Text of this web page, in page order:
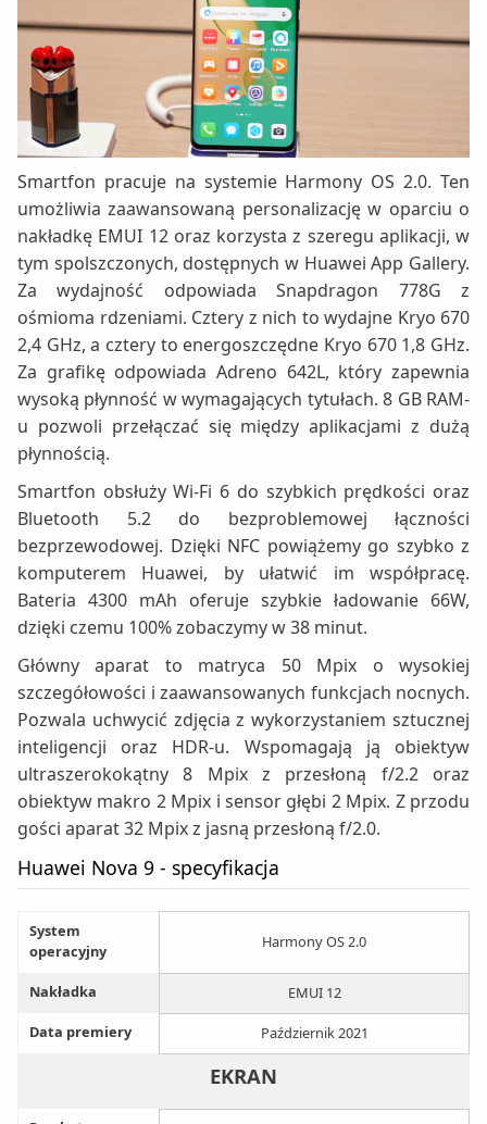
Smartfon pracuje na systemie Harmony OS 2.0. Ten
umożliwia zaawansowaną personalizację w oparciu o
nakładkę EMUI 12 oraz korzysta z szeregu aplikacji, w
tym spolszczonych, dostępnych w Huawei App Gallery.
Za wydajność odpowiada Snapdragon 778G z
ośmioma rdzeniami. Cztery z nich to wydajne Kryo 670
2,4 GHz, a cztery to energoszczędne Kryo 670 1,8 GHz.
Za grafikę odpowiada Adreno 642L, który zapewnia
wysoką płynność w wymagających tytułach. 8 GB RAM-
u pozwoli przełączać się między aplikacjami z dużą
płynnością.
Smartfon obsłuży Wi-Fi 6 do szybkich prędkości oraz
Bluetooth 5.2 do bezproblemowej łączności
bezprzewodowej. Dzięki NFC powiążemy go szybko z
komputerem Huawei, by ułatwić im współpracę.
Bateria 4300 mAh oferuje szybkie ładowanie 66W,
dzięki czemu 100% zobaczymy w 38 minut.
Główny aparat to matryca 50 Mpix o wysokiej
szczegółowości i zaawansowanych funkcjach nocnych.
Pozwala uchwycić zdjęcia z wykorzystaniem sztucznej
inteligencji oraz HDR-u. Wspomagają ją obiektyw
ultraszerokokątny 8 Mpix z przesłoną f/2.2 oraz
obiektyw makro 2 Mpix i sensor głębi 2 Mpix. Z przodu
gości aparat 32 Mpix z jasną przesłoną f/2.0.
Huawei Nova 9 - specyfikacja
System
operacyjny
Harmony OS 2.0
Nakładka
EMUI 12
Data premiery
Październik 2021
EKRAN